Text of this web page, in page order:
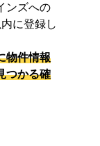
ンズへの
に登録し
物件情報
つかる確